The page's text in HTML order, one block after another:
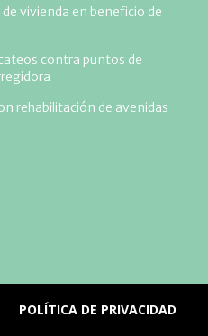
vivienda en beneficio de
contra puntos de
rehabilitación de avenidas
POLÍTICA DE PRIVACIDAD